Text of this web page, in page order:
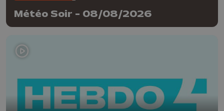
Météo Soir - 08/08/2026